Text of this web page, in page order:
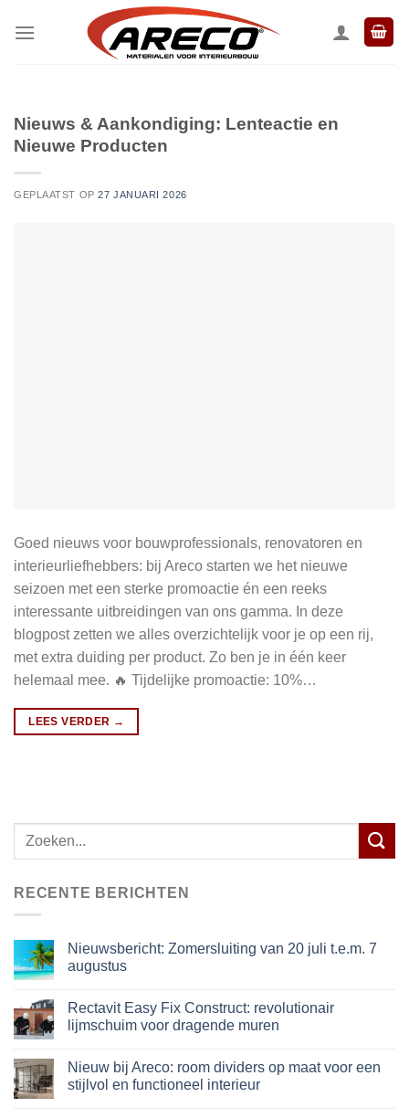
naar
Nieuws & Aankondiging: Lenteactie en
Nieuwe Producten
GEPLAATST OP27 JANUARI 2026
Goed nieuws voor bouwprofessionals, renovatoren en
interieurliefhebbers: bij Areco starten we het nieuwe
seizoen met een sterke promoactie én een reeks
interessante uitbreidingen van ons gamma. In deze
blogpost zetten we alles overzichtelijk voor je op een rij,
met extra duiding per product. Zo ben je in één keer
helemaal mee. 🔥 Tijdelijke promoactie: 10%…
LEES VERDER →
Zoeken
naar:
RECENTE BERICHTEN
Nieuwsbericht: Zomersluiting van 20 juli t.e.m. 7
augustus
Rectavit Easy Fix Construct: revolutionair
lijmschuim voor dragende muren
Nieuw bij Areco: room dividers op maat voor een
stijlvol en functioneel interieur